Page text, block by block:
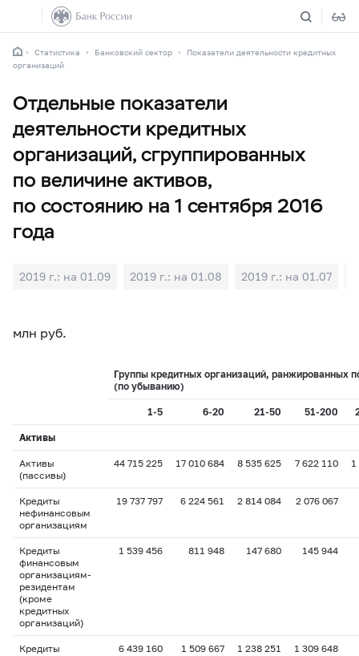
Статистика Банковский сектор
Показатели деятельности кредитных
организаций
Отдельные показатели
деятельности кредитных
организаций, сгруппированных
по величине активов,
по состоянию на 1 сентября 2016
года
2019 г.: на 01.09 2019 г.: на 01.08 2019 г.: на 01.07
млн руб.
Группы кредитных организаций, ранжированных
(по убыванию)
1-5 6-20 21-50 51-200
Активы
Активы
(пассивы)
44 715 225 17 010 684 8 535 625 7 622 110 1
Кредиты
нефинансовым
организациям
19 737 797 6 224 561 2 814 084 2 076 067
Кредиты
финансовым
организациям-
резидентам
(кроме
кредитных
организаций)
1 539 456 811 948 147 680 145 944
Кредиты
6 439 160 1 509 667 1 238 251 1 309 648